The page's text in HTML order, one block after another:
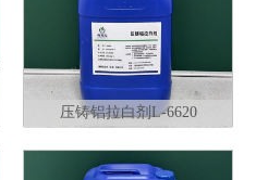
压铸铝拉白剂L-6620